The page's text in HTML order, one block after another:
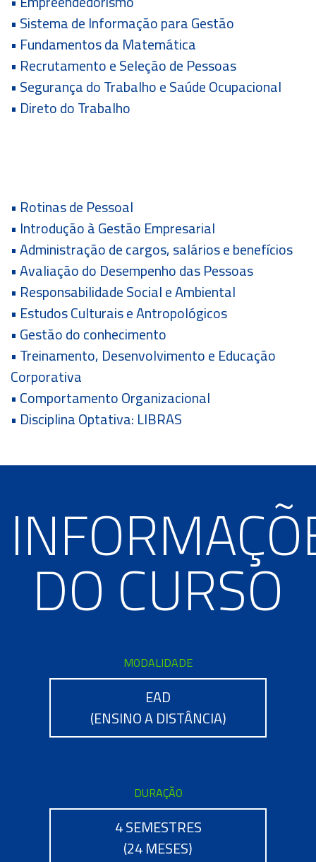
• Sistema de Informação para Gestão
• Fundamentos da Matemática
• Recrutamento e Seleção de Pessoas
• Segurança do Trabalho e Saúde Ocupacional
• Direto do Trabalho
• Rotinas de Pessoal
• Introdução à Gestão Empresarial
• Administração de cargos, salários e benefícios
• Avaliação do Desempenho das Pessoas
• Responsabilidade Social e Ambiental
• Estudos Culturais e Antropológicos
• Gestão do conhecimento
• Treinamento, Desenvolvimento e Educação
Corporativa
• Comportamento Organizacional
• Disciplina Optativa: LIBRAS
DO CURSO
MODALIDADE
EAD
(ENSINO A DISTÂNCIA)
DURAÇÃO
4 SEMESTRES
(24 MESES)